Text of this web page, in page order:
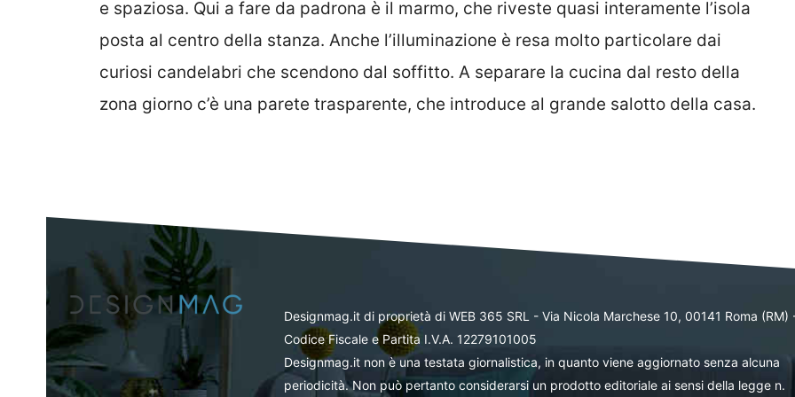
e spaziosa. Qui a fare da padrona è il marmo, che riveste quasi interamente l’isola
posta al centro della stanza. Anche l’illuminazione è resa molto particolare dai
curiosi candelabri che scendono dal soffitto. A separare la cucina dal resto della
zona giorno c’è una parete trasparente, che introduce al grande salotto della casa.
Designmag.it di proprietà di WEB 365 SRL - Via Nicola Marchese 10, 00141 Roma (RM)
Codice Fiscale e Partita I.V.A. 12279101005
Designmag.it non è una testata giornalistica, in quanto viene aggiornato senza alcuna
periodicità. Non può pertanto considerarsi un prodotto editoriale ai sensi della legge n.